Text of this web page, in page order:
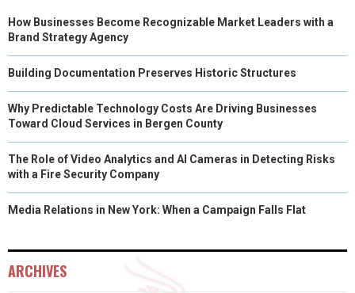
E
)
K S N
How Businesses Become Recognizable Market Leaders with a
Brand Strategy Agency
Building Documentation Preserves Historic Structures
Why Predictable Technology Costs Are Driving Businesses
Toward Cloud Services in Bergen County
The Role of Video Analytics and AI Cameras in Detecting Risks
with a Fire Security Company
Media Relations in New York: When a Campaign Falls Flat
ARCHIVES